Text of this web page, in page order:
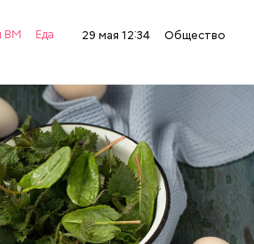
ВМ Еда 29 мая 12:34 Общество
язвах и панкреатите
исключить из рациона, —
— Он может привести к
желудка и раздражать
чеснок хорошо разжижает
полезно есть людям с